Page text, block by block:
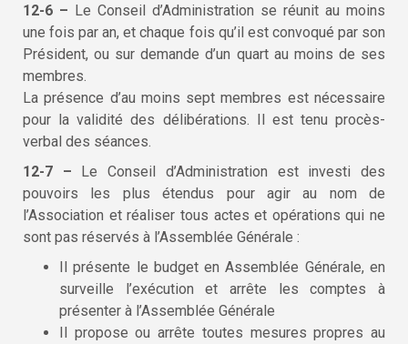
12-6 – Le Conseil d’Administration se réunit au moins
une fois par an, et chaque fois qu’il est convoqué par son
Président, ou sur demande d’un quart au moins de ses
membres.
La présence d’au moins sept membres est nécessaire
pour la validité des délibérations. Il est tenu procès-
verbal des séances.
12-7 – Le Conseil d’Administration est investi des
pouvoirs les plus étendus pour agir au nom de
l’Association et réaliser tous actes et opérations qui ne
sont pas réservés à l’Assemblée Générale :
Il présente le budget en Assemblée Générale, en
surveille l’exécution et arrête les comptes à
présenter à l’Assemblée Générale
Il propose ou arrête toutes mesures propres au